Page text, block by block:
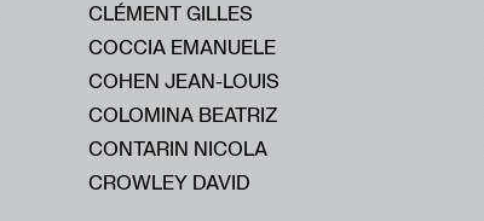
CLÉMENT GILLES
COCCIA EMANUELE
COHEN JEAN-LOUIS
COLOMINA BEATRIZ
CONTARIN NICOLA
CROWLEY DAVID